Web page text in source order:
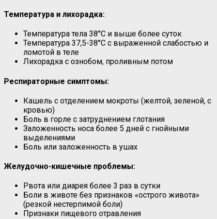
Температура и лихорадка:
Температура тела 38°C и выше более суток
Температура 37,5-38°C с выраженной слабостью и
ломотой в теле
Лихорадка с ознобом, проливным потом
Респираторные симптомы:
Кашель с отделением мокроты (желтой, зеленой, с
кровью)
Боль в горле с затруднением глотания
Заложенность носа более 5 дней с гнойными
выделениями
Боль или заложенность в ушах
Желудочно-кишечные проблемы:
Рвота или диарея более 3 раз в сутки
Боли в животе без признаков «острого живота»
(резкой нестерпимой боли)
Признаки пищевого отравления